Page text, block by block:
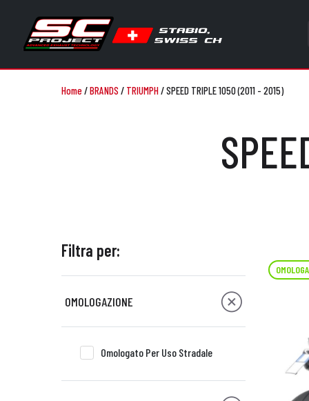
Home/BRANDS / TRIUMPH/SPEED TRIPLE 1050 (2011 - 2015)
Filtra per:
OMOLOGAZIONE
Omologato Per Uso Stradale